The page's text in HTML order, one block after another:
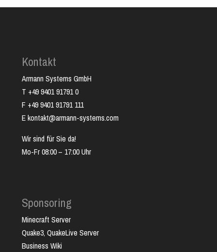
Kontakt
Armann Systems GmbH
T +49 9401 91791 0
F +49 9401 91791 111
E kontakt@armann-systems.com
Wir sind für Sie da!
Mo-Fr 08:00 – 17:00 Uhr
Sponsoring
Minecraft Server
Quake3, QuakeLive Server
Business Wiki